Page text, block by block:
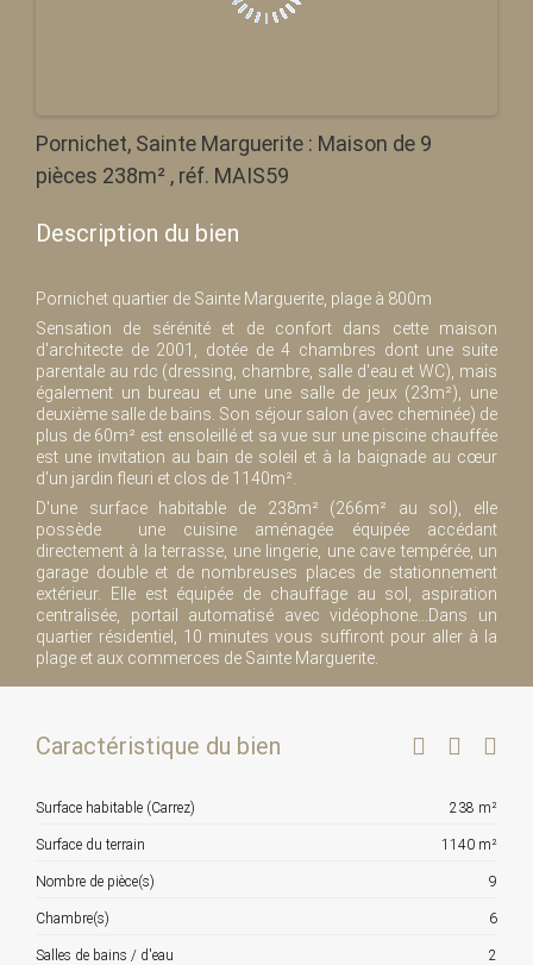
Pornichet, Sainte Marguerite : Maison de 9
pièces 238m² , réf. MAIS59
Description du bien
Pornichet quartier de Sainte Marguerite, plage à 800m
Sensation de sérénité et de confort dans cette maison
d'architecte de 2001, dotée de 4 chambres dont une suite
parentale au rdc (dressing, chambre, salle d'eau et WC), mais
également un bureau et une une salle de jeux (23m²), une
deuxième salle de bains. Son séjour salon (avec cheminée) de
plus de 60m² est ensoleillé et sa vue sur une piscine chauffée
est une invitation au bain de soleil et à la baignade au cœur
d'un jardin fleuri et clos de 1140m².
D'une surface habitable de 238m² (266m² au sol), elle
possède une cuisine aménagée équipée accédant
directement à la terrasse, une lingerie, une cave tempérée, un
garage double et de nombreuses places de stationnement
extérieur. Elle est équipée de chauffage au sol, aspiration
centralisée, portail automatisé avec vidéophone...Dans un
quartier résidentiel, 10 minutes vous suffiront pour aller à la
plage et aux commerces de Sainte Marguerite.
Caractéristique du bien
Surface habitable (Carrez) 238 m²
Surface du terrain 1140 m²
Nombre de pièce(s) 9
Chambre(s) 6
Salles de bains / d'eau 2